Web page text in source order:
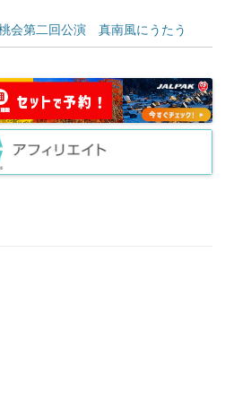
会第二回公演 真南風にうたう